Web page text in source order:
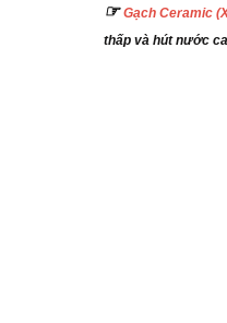
☞Gạch Ceramic
thấp và hút nước